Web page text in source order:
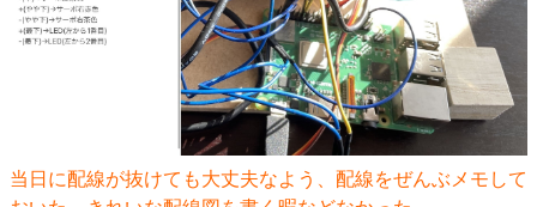
当日に配線が抜けても大丈夫なよう、配線をぜんぶメモして